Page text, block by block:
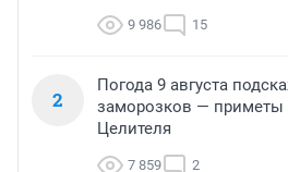
9 986 15
2
Погода 9 августа
заморозков — приметы
Целителя
7 859 2